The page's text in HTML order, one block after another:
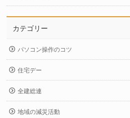
カテゴリー
パソコン操作のコツ
住宅デー
全建総連
地域の減災活動